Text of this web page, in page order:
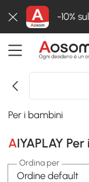
-10%
Per i bambini
AIYAPLAY
Ordina per
Ordine default